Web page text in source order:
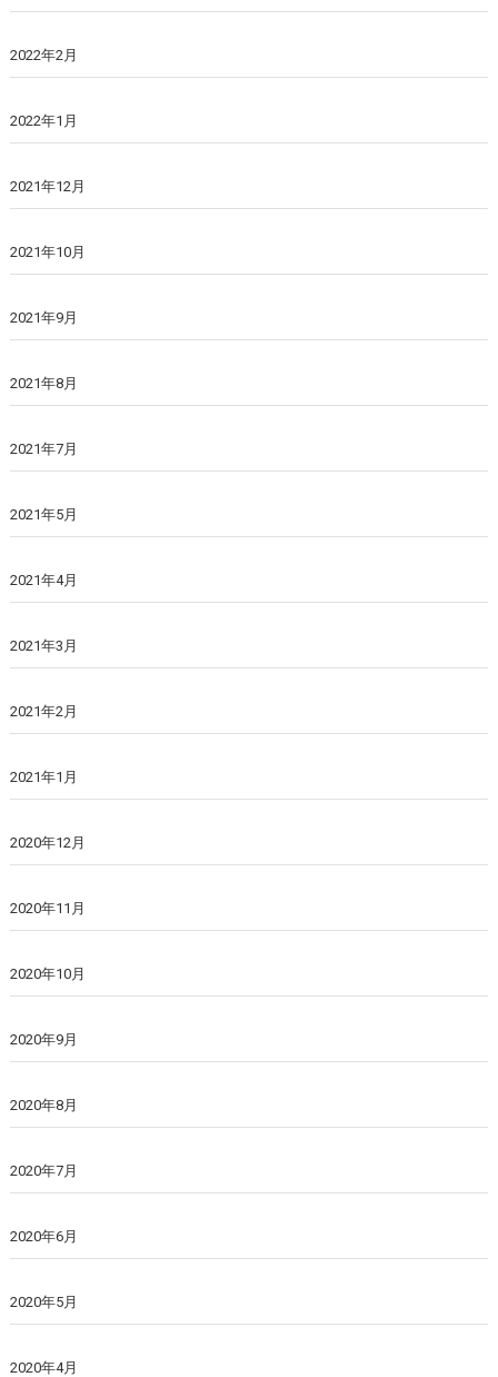
2022年2月
2022年1月
2021年12月
2021年10月
2021年9月
2021年8月
2021年7月
2021年5月
2021年4月
2021年3月
2021年2月
2021年1月
2020年12月
2020年11月
2020年10月
2020年9月
2020年8月
2020年7月
2020年6月
2020年5月
2020年4月